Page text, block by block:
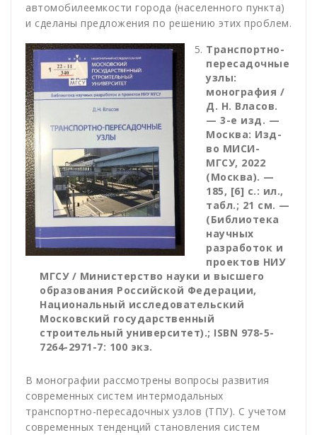
автомобилеемкости города (населенного пункта)
и сделаны предложения по решению этих проблем.
Транспортно-
пересадочные
узлы:
монография /
Д. Н. Власов.
— 3-е изд. —
Москва: Изд-
во МИСИ-
МГСУ, 2022
(Москва). —
185, [6] с.: ил.,
табл.; 21 см. —
(Библиотека
научных
разработок и
проектов НИУ
МГСУ / Министерство науки и высшего
образования Российской Федерации,
Национальный исследовательский
Московский государственный
строительный университет).; ISBN 978-5-
7264-2971-7: 100 экз.
В монографии рассмотрены вопросы развития
современных систем интермодальных
транспортно-пересадочных узлов (ТПУ). С учетом
современных тенденций становления систем